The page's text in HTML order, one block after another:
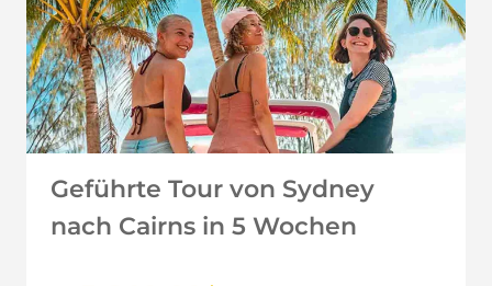
Geführte Tour von Sydney
nach Cairns in 5 Wochen